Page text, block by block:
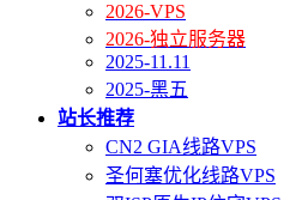
2026-VPS
2026-独立服务器
2025-11.11
2025-黑五
站长推荐
CN2 GIA线路VPS
圣何塞优化线路VPS